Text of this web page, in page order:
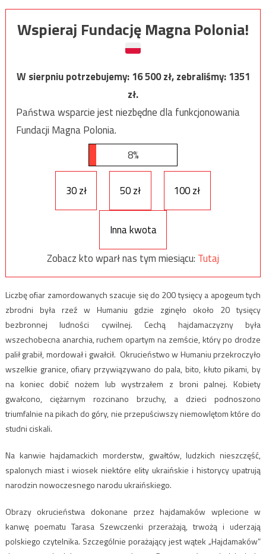
Wspieraj Fundację Magna Polonia!
W sierpniu potrzebujemy:16 500zł, zebraliśmy:1351
zł.
Państwa wsparcie jest niezbędne dla funkcjonowania
Fundacji Magna Polonia.
8%
30 zł 50 zł 100 zł
Inna kwota
Zobacz kto wparł nas tym miesiącu: Tutaj
Liczbę ofiar zamordowanych szacuje się do 200 tysięcy a apogeum tych
zbrodni była rzeź w Humaniu gdzie zginęło około 20 tysięcy
bezbronnej ludności cywilnej. Cechą hajdamaczyzny była
wszechobecna anarchia, ruchem opartym na zemście, który po drodze
palił grabił, mordował i gwałcił. Okrucieństwo w Humaniu przekroczyło
wszelkie granice, ofiary przywiązywano do pala, bito, kłuto pikami, by
na koniec dobić nożem lub wystrzałem z broni palnej. Kobiety
gwałcono, ciężarnym rozcinano brzuchy, a dzieci podnoszono
triumfalnie na pikach do góry, nie przepuściwszy niemowlętom które do
studni ciskali.
Na kanwie hajdamackich morderstw, gwałtów, ludzkich nieszczęść,
spalonych miast i wiosek niektóre elity ukraińskie i historycy upatrują
narodzin nowoczesnego narodu ukraińskiego.
Obrazy okrucieństwa dokonane przez hajdamaków wplecione w
kanwę poematu Tarasa Szewczenki przerażają, trwożą i uderzają
polskiego czytelnika. Szczególnie porażający jest wątek „Hajdamaków”